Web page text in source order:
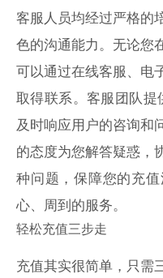
客服人员均经过严格的
色的沟通能力。无论您
可以通过在线客服、电
取得联系。客服团队提
及时响应用户的咨询和
的态度为您解答疑惑，
种问题，保障您的充
心、周到的服务。
轻松充值三步走
充值其实很简单，只需